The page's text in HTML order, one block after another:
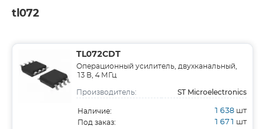
tl072
TL072CDT
Операционный усилитель, двухканальный,
13 В, 4 МГц
Производитель: ST Microelectronics
Наличие: 1 638 шт
Под заказ: 1 671 шт